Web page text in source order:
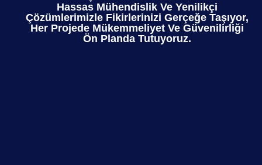
Hassas Mühendislik Ve Yenilikçi
Çözümlerimizle Fikirlerinizi Gerçeğe Taşıyor,
Her Projede Mükemmeliyet Ve Güvenilirliği
Ön Planda Tutuyoruz.